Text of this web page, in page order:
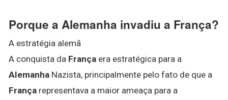
Porque a Alemanha invadiu a França?
A estratégia alemã
A conquista da França era estratégica para a
Alemanha Nazista, principalmente pelo fato de que a
França representava a maior ameaça para a